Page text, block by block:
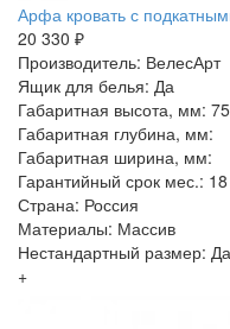
Арфа кровать с
20 330 ₽
Производитель: ВелесАрт
Ящик для белья: Да
Габаритная высота, мм:
Габаритная глубина, мм:
Габаритная ширина, мм:
Гарантийный срок мес.: 18
Страна: Россия
Материалы: Массив
Нестандартный размер: Да
+